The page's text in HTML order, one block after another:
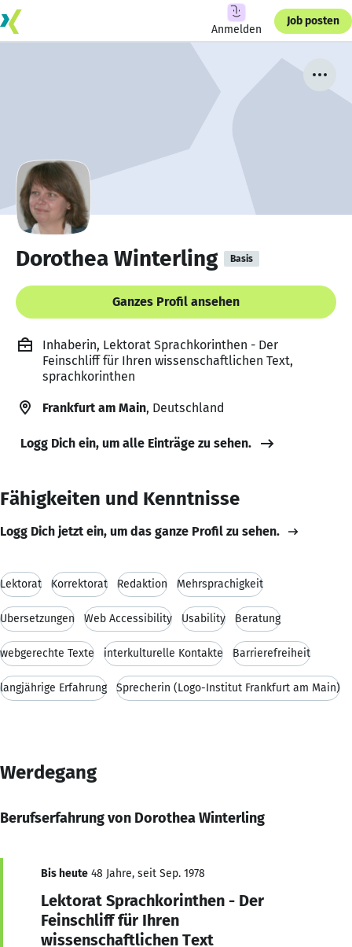
Anmelden
Job posten
Dorothea Winterling Basis
Ganzes Profil ansehen
Inhaberin, Lektorat Sprachkorinthen - Der
Feinschliff für Ihren wissenschaftlichen Text,
sprachkorinthen
Frankfurt am Main, Deutschland
Logg Dich ein, um alle Einträge zu sehen.
Fähigkeiten und Kenntnisse
Logg Dich jetzt ein, um das ganze Profil zu sehen.
Lektorat Korrektorat Redaktion Mehrsprachigkeit
Übersetzungen Web Accessibility Usability Beratung
webgerechte Texte interkulturelle Kontakte Barrierefreiheit
langjährige Erfahrung Sprecherin (Logo-Institut Frankfurt am Main)
Werdegang
Berufserfahrung von Dorothea Winterling
Bis heute 48 Jahre, seit Sep. 1978
Lektorat Sprachkorinthen - Der
Feinschliff für Ihren
wissenschaftlichen Text